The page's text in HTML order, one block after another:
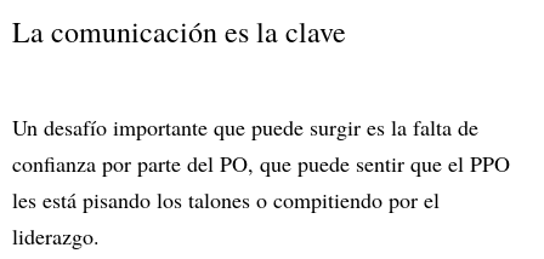
La comunicación es la clave
Un desafío importante que puede surgir es la falta de
confianza por parte del PO, que puede sentir que el PPO
les está pisando los talones o compitiendo por el
liderazgo.